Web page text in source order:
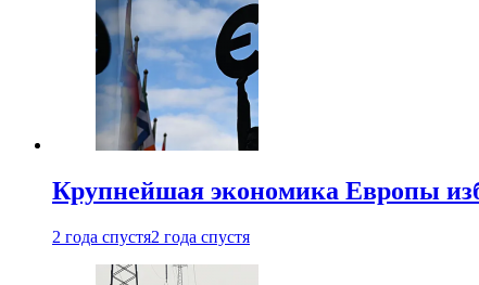
Крупнейшая экономика Европы
2 года спустя2 года спустя